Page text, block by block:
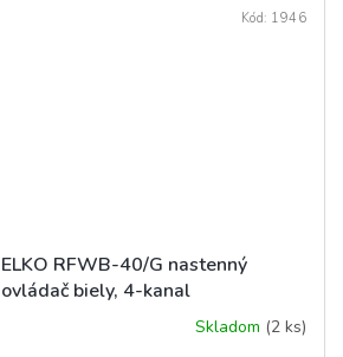
ELKO RFWB-40/G nastenný
ovládač biely, 4-kanal
Skladom (2 ks)
Kód: 1946